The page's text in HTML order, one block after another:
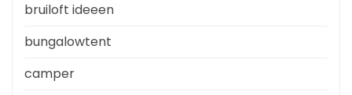
bruiloft ideeen
bungalowtent
camper